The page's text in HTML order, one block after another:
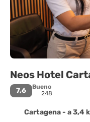
Neos Hotel
7,6
Bueno
248
Cartagena - a 3,4